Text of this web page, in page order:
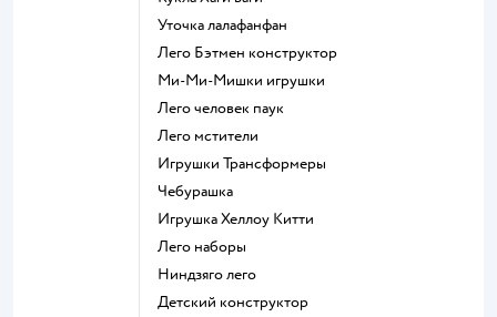
Уточка лалафанфан
Лего Бэтмен конструктор
Ми-Ми-Мишки игрушки
Лего человек паук
Лего мстители
Игрушки Трансформеры
Чебурашка
Игрушка Хеллоу Китти
Лего наборы
Ниндзяго лего
Детский конструктор